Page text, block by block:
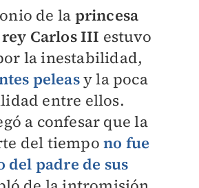
de la princesa
rey Carlos III estuvo
la inestabilidad,
peleasy la poca
entre ellos.
a confesar que la
del tiempono fue
del padre de sus